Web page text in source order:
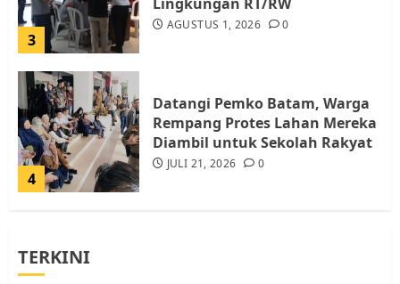
3
AGUSTUS 1, 2026 0
4
Datangi Pemko Batam, Warga
Rempang Protes Lahan Mereka
Diambil untuk Sekolah Rakyat
JULI 21, 2026 0
TERKINI